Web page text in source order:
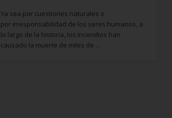
Ya sea por cuestiones naturales o
por irresponsabilidad de los seres humanos, a
lo largo de la historia, los incendios han
causado la muerte de miles de …